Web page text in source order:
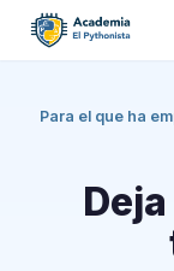
Para el que ha